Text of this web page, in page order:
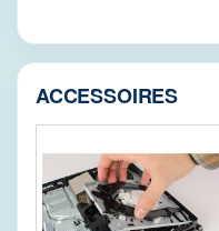
ACCESSOIRES